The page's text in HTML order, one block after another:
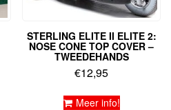
STERLING ELITE II ELITE 2:
NOSE CONE TOP COVER –
TWEEDEHANDS
€12,95
Meer info!